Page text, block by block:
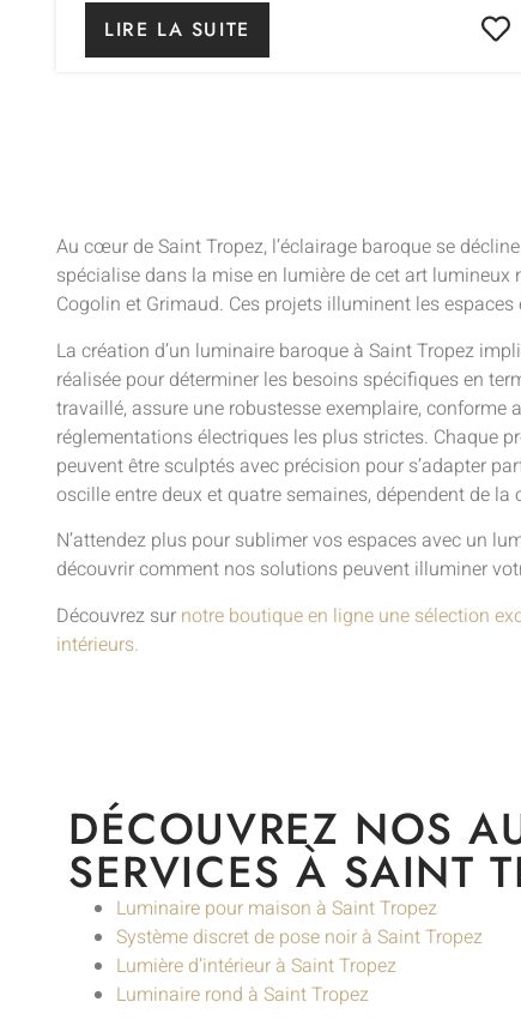
LIRE LA SUITE
Au cœur de Saint Tropez, l’éclairage baroque se
spécialise dans la mise en lumière de cet art
Cogolin et Grimaud. Ces projets illuminent les
La création d’un luminaire baroque à Saint Tropez
réalisée pour déterminer les besoins spécifiques en
travaillé, assure une robustesse exemplaire, conforme
réglementations électriques les plus strictes. Chaque
peuvent être sculptés avec précision pour s’adapter
oscille entre deux et quatre semaines, dépendent de la
N’attendez plus pour sublimer vos espaces avec un
découvrir comment nos solutions peuvent illuminer
Découvrez sur notre boutique en ligne une sélection
intérieurs.
DÉCOUVREZ NOS
SERVICES À SAINT
Luminaire pour maison à Saint Tropez
Système discret de pose noir à Saint Tropez
Lumière d’intérieur à Saint Tropez
Luminaire rond à Saint Tropez